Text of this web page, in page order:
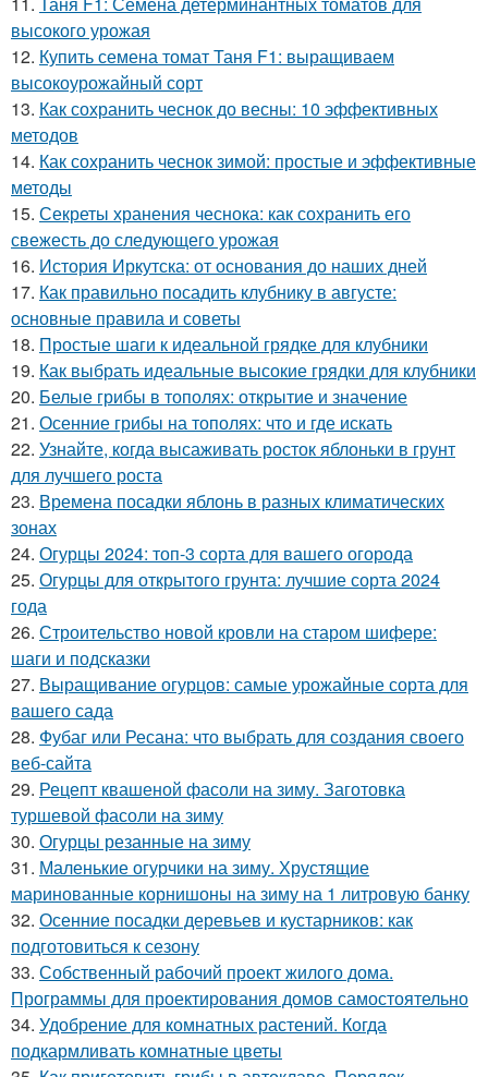
высокого урожая
12. Купить семена томат Таня F1: выращиваем
высокоурожайный сорт
13. Как сохранить чеснок до весны: 10 эффективных
методов
14. Как сохранить чеснок зимой: простые и эффективные
методы
15. Секреты хранения чеснока: как сохранить его
свежесть до следующего урожая
16. История Иркутска: от основания до наших дней
17. Как правильно посадить клубнику в августе:
основные правила и советы
18. Простые шаги к идеальной грядке для клубники
19. Как выбрать идеальные высокие грядки для клубники
20. Белые грибы в тополях: открытие и значение
21. Осенние грибы на тополях: что и где искать
22. Узнайте, когда высаживать росток яблоньки в грунт
для лучшего роста
23. Времена посадки яблонь в разных климатических
зонах
24. Огурцы 2024: топ-3 сорта для вашего огорода
25. Огурцы для открытого грунта: лучшие сорта 2024
года
26. Строительство новой кровли на старом шифере:
шаги и подсказки
27. Выращивание огурцов: самые урожайные сорта для
вашего сада
28. Фубаг или Ресана: что выбрать для создания своего
веб-сайта
29. Рецепт квашеной фасоли на зиму. Заготовка
туршевой фасоли на зиму
30. Огурцы резанные на зиму
31. Маленькие огурчики на зиму. Хрустящие
маринованные корнишоны на зиму на 1 литровую банку
32. Осенние посадки деревьев и кустарников: как
подготовиться к сезону
33. Собственный рабочий проект жилого дома.
Программы для проектирования домов самостоятельно
34. Удобрение для комнатных растений. Когда
подкармливать комнатные цветы